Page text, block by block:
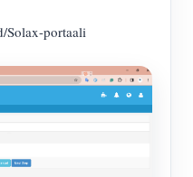
Solax-portaali